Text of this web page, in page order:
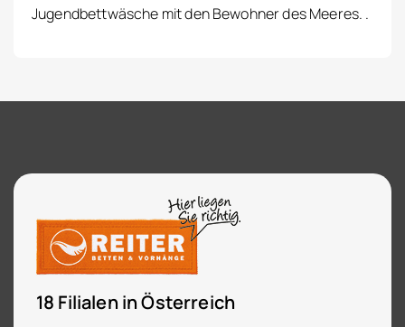
Jugendbettwäsche mit den Bewohner des Meeres. .
18 Filialen in Österreich